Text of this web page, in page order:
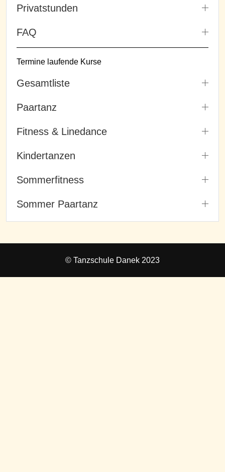
Privatstunden
FAQ
Termine laufende Kurse
Gesamtliste
Paartanz
Fitness & Linedance
Kindertanzen
Sommerfitness
Sommer Paartanz
© Tanzschule Danek 2023